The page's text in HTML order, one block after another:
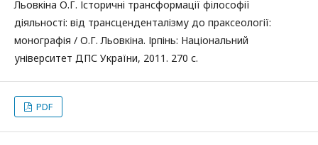
Льовкіна О.Г. Історичні трансформації філософії
діяльності: від трансценденталізму до праксеології:
монографія / О.Г. Льовкіна. Ірпінь: Національний
університет ДПС України, 2011. 270 с.
PDF